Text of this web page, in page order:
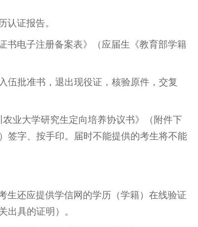
认证报告。
书电子注册备案表》（应届生《教育部学籍
伍批准书，退出现役证，核验原件，交复
业大学研究生定向培养协议书》（附件下
签字、按手印。届时不能提供的考生将不能
生还应提供学信网的学历（学籍）在线验证
出具的证明）。